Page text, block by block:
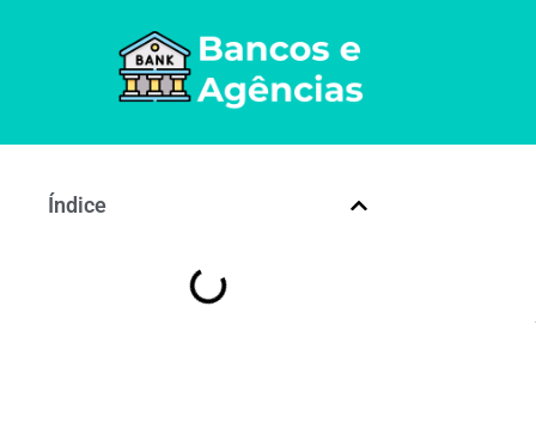
Índice